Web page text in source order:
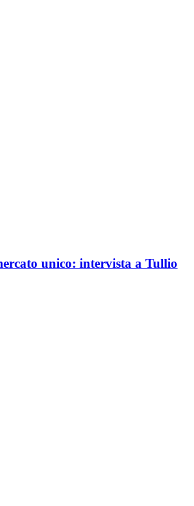
unico: intervista a Tullio